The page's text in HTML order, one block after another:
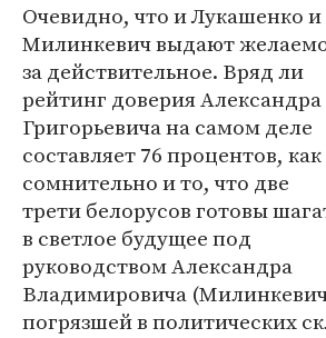
Очевидно, что и Лукашенко и
Милинкевич выдают
за действительное. Вряд ли
рейтинг доверия Александра
Григорьевича на самом деле
составляет 76 процентов, как
сомнительно и то, что две
трети белорусов готовы
в светлое будущее под
руководством Александра
Владимировича
погрязшей в политических